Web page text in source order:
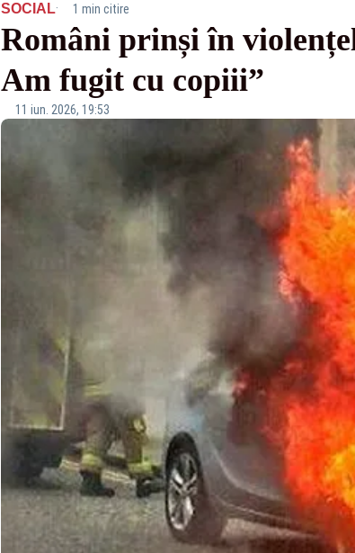
SOCIAL· 1 min citire
Români prinși în
Am fugit cu copiii”
11 iun. 2026, 19:53